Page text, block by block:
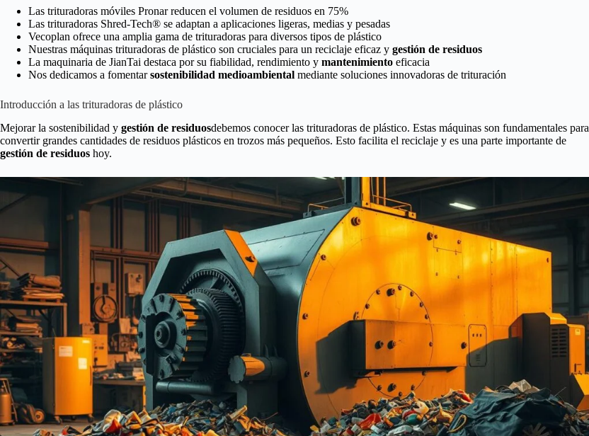
Las trituradoras móviles Pronar reducen el volumen de residuos en 75%
Las trituradoras Shred-Tech® se adaptan a aplicaciones ligeras, medias y pesadas
Vecoplan ofrece una amplia gama de trituradoras para diversos tipos de plástico
Nuestras máquinas trituradoras de plástico son cruciales para un reciclaje eficaz y gestión de residuos
La maquinaria de JianTai destaca por su fiabilidad, rendimiento y mantenimiento eficacia
Nos dedicamos a fomentarsostenibilidad medioambiental mediante soluciones innovadoras de trituración
Introducción a las trituradoras de plástico
Mejorar la sostenibilidad y gestión de residuosdebemos conocer las trituradoras de plástico. Estas máquinas son fundamentales para
convertir grandes cantidades de residuos plásticos en trozos más pequeños. Esto facilita el reciclaje y es una parte importante de
gestión de residuos hoy.